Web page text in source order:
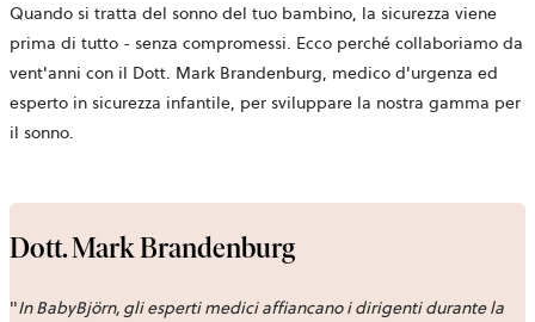
Quando si tratta del sonno del tuo bambino, la sicurezza viene
prima di tutto - senza compromessi. Ecco perché collaboriamo da
vent'anni con il Dott. Mark Brandenburg, medico d'urgenza ed
esperto in sicurezza infantile, per sviluppare la nostra gamma per
il sonno.
Dott. Mark Brandenburg
"In BabyBjörn, gli esperti medici affiancano i dirigenti durante la